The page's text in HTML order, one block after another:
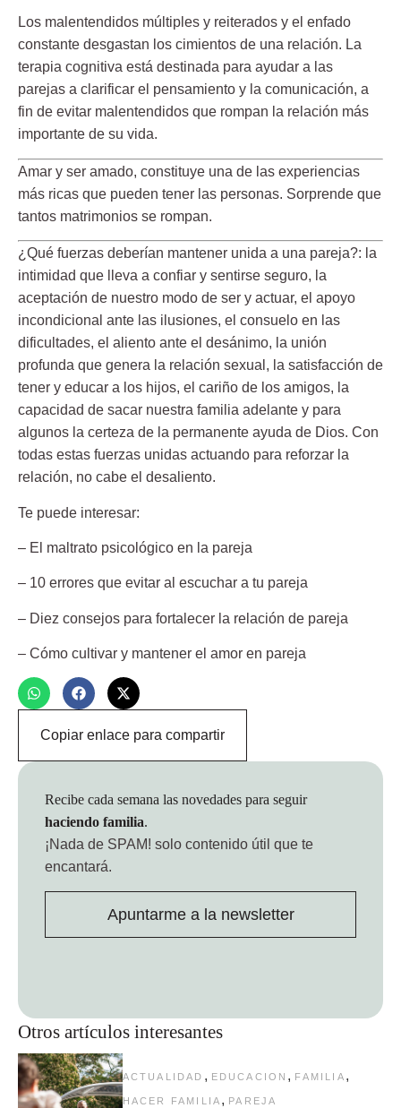
Los malentendidos múltiples y reiterados y el enfado
constante desgastan los cimientos de una relación. La
terapia cognitiva está destinada para ayudar a las
parejas a clarificar el pensamiento y la comunicación, a
fin de evitar malentendidos que rompan la relación más
importante de su vida.
Amar y ser amado, constituye una de las experiencias
más ricas que pueden tener las personas. Sorprende que
tantos matrimonios se rompan.
¿Qué fuerzas deberían mantener unida a una pareja?: la
intimidad que lleva a confiar y sentirse seguro, la
aceptación de nuestro modo de ser y actuar, el apoyo
incondicional ante las ilusiones, el consuelo en las
dificultades, el aliento ante el desánimo, la unión
profunda que genera la relación sexual, la satisfacción de
tener y educar a los hijos, el cariño de los amigos, la
capacidad de sacar nuestra familia adelante y para
algunos la certeza de la permanente ayuda de Dios. Con
todas estas fuerzas unidas actuando para reforzar la
relación, no cabe el desaliento.
Te puede interesar:
– El maltrato psicológico en la pareja
– 10 errores que evitar al escuchar a tu pareja
– Diez consejos para fortalecer la relación de pareja
– Cómo cultivar y mantener el amor en pareja
Copiar enlace para compartir
Otros artículos interesantes
ACTUALIDAD , EDUCACION , FAMILIA ,
HACER FAMILIA , PAREJA
Recibe cada semana las novedades para seguir
haciendo familia.
¡Nada de SPAM! solo contenido útil que te
encantará.
Apuntarme a la newsletter